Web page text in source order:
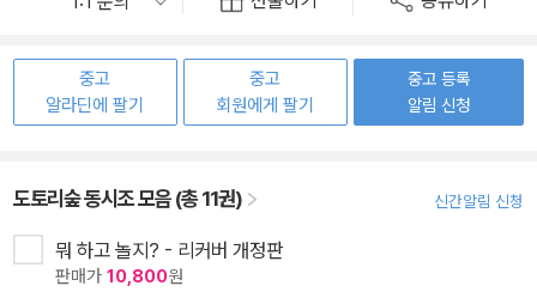
중고
알라딘에 팔기
중고
회원에게 팔기
중고 등록
알림 신청
도토리숲 동시조 모음 (총 11권) 신간알림 신청
뭐 하고 놀지? - 리커버 개정판
판매가 10,800원